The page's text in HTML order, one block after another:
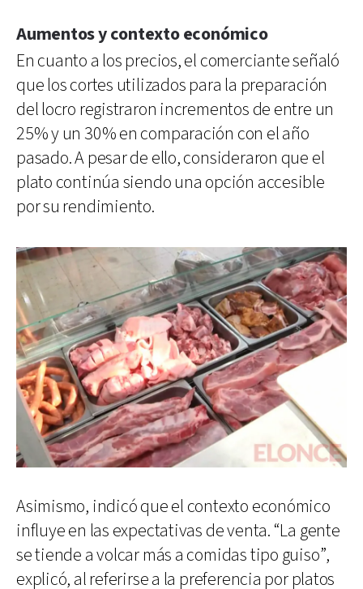
Aumentos y contexto económico
En cuanto a los precios, el comerciante señaló
que los cortes utilizados para la preparación
del locro registraron incrementos de entre un
25% y un 30% en comparación con el año
pasado. A pesar de ello, consideraron que el
plato continúa siendo una opción accesible
por su rendimiento.
Asimismo, indicó que el contexto económico
influye en las expectativas de venta. “La gente
se tiende a volcar más a comidas tipo guiso”,
explicó, al referirse a la preferencia por platos